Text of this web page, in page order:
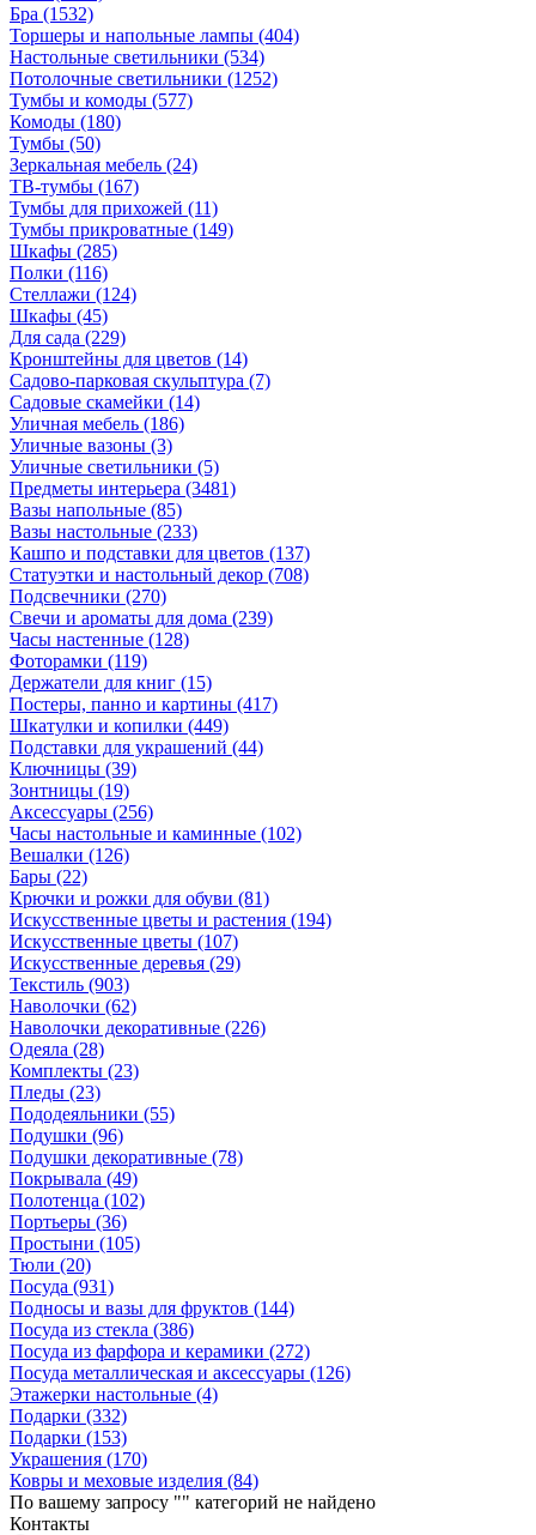
Бра (1532)
Торшеры и напольные лампы (404)
Настольные светильники (534)
Потолочные светильники (1252)
Тумбы и комоды (577)
Комоды (180)
Тумбы (50)
Зеркальная мебель (24)
ТВ-тумбы (167)
Тумбы для прихожей (11)
Тумбы прикроватные (149)
Шкафы (285)
Полки (116)
Стеллажи (124)
Шкафы (45)
Для сада (229)
Кронштейны для цветов (14)
Садово-парковая скульптура (7)
Садовые скамейки (14)
Уличная мебель (186)
Уличные вазоны (3)
Уличные светильники (5)
Предметы интерьера (3481)
Вазы напольные (85)
Вазы настольные (233)
Кашпо и подставки для цветов (137)
Статуэтки и настольный декор (708)
Подсвечники (270)
Свечи и ароматы для дома (239)
Часы настенные (128)
Фоторамки (119)
Держатели для книг (15)
Постеры, панно и картины (417)
Шкатулки и копилки (449)
Подставки для украшений (44)
Ключницы (39)
Зонтницы (19)
Аксессуары (256)
Часы настольные и каминные (102)
Вешалки (126)
Бары (22)
Крючки и рожки для обуви (81)
Искусственные цветы и растения (194)
Искусственные цветы (107)
Искусcтвенные деревья (29)
Текстиль (903)
Наволочки (62)
Наволочки декоративные (226)
Одеяла (28)
Комплекты (23)
Пледы (23)
Пододеяльники (55)
Подушки (96)
Подушки декоративные (78)
Покрывала (49)
Полотенца (102)
Портьеры (36)
Простыни (105)
Тюли (20)
Посуда (931)
Подносы и вазы для фруктов (144)
Посуда из стекла (386)
Посуда из фарфора и керамики (272)
Посуда металлическая и аксессуары (126)
Этажерки настольные (4)
Подарки (332)
Подарки (153)
Украшения (170)
Ковры и меховые изделия (84)
По вашему запросу "" категорий не найдено
Контакты